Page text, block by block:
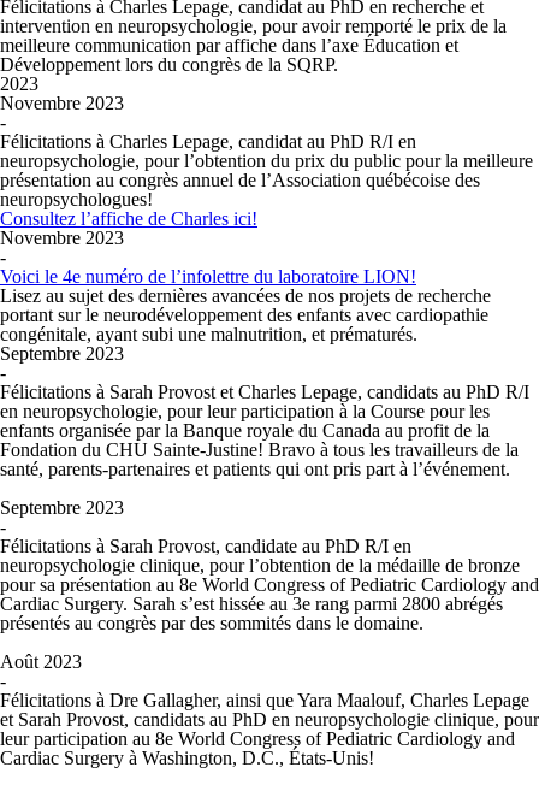
Félicitations à Charles Lepage, candidat au PhD en recherche et
intervention en neuropsychologie, pour avoir remporté le prix de la
meilleure communication par affiche dans l’axe Éducation et
Développement lors du congrès de la SQRP.
2023
Novembre 2023
-
Félicitations à Charles Lepage, candidat au PhD R/I en
neuropsychologie, pour l’obtention du prix du public pour la meilleure
présentation au congrès annuel de l’Association québécoise des
neuropsychologues!
Consultez l’affiche de Charles ici!
Novembre 2023
-
Voici le 4e numéro de l’infolettre du laboratoire LION!
Lisez au sujet des dernières avancées de nos projets de recherche
portant sur le neurodéveloppement des enfants avec cardiopathie
congénitale, ayant subi une malnutrition, et prématurés.
Septembre 2023
-
Félicitations à Sarah Provost et Charles Lepage, candidats au PhD R/I
en neuropsychologie, pour leur participation à la Course pour les
enfants organisée par la Banque royale du Canada au profit de la
Fondation du CHU Sainte-Justine! Bravo à tous les travailleurs de la
santé, parents-partenaires et patients qui ont pris part à l’événement.
Septembre 2023
-
Félicitations à Sarah Provost, candidate au PhD R/I en
neuropsychologie clinique, pour l’obtention de la médaille de bronze
pour sa présentation au 8e World Congress of Pediatric Cardiology and
Cardiac Surgery. Sarah s’est hissée au 3e rang parmi 2800 abrégés
présentés au congrès par des sommités dans le domaine.
Août 2023
-
Félicitations à Dre Gallagher, ainsi que Yara Maalouf, Charles Lepage
et Sarah Provost, candidats au PhD en neuropsychologie clinique, pour
leur participation au 8e World Congress of Pediatric Cardiology and
Cardiac Surgery à Washington, D.C., États-Unis!